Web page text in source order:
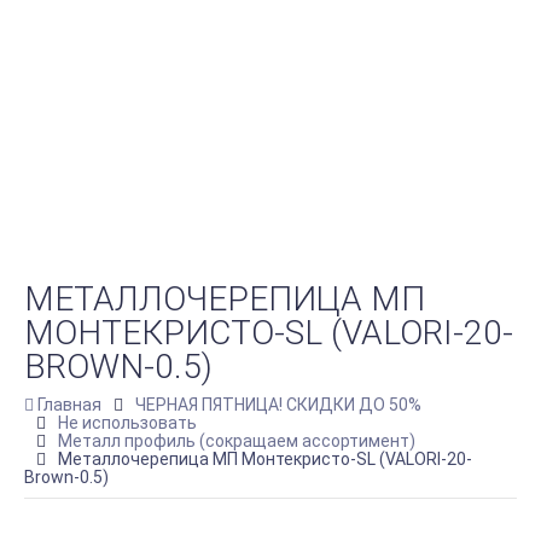
МЕТАЛЛОЧЕРЕПИЦА МП
МОНТЕКРИСТО-SL (VALORI-20-
BROWN-0.5)
Главная
ЧЕРНАЯ ПЯТНИЦА! СКИДКИ ДО 50%
Не использовать
Металл профиль (сокращаем ассортимент)
Металлочерепица МП Монтекристо-SL (VALORI-20-
Brown-0.5)